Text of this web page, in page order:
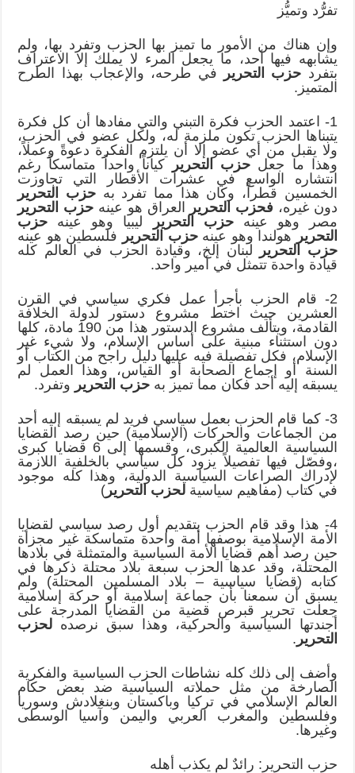
تفرُّد وتميُّز
وإن هناك من الأمور ما تميز بها الحزب وتفرد بها، ولم
يشابهه فيها أحد، ما يجعل المرء لا يملك إلا الاعتراف
بتفرد حزب التحرير
في طرحه، والإعجاب بهذا الطرح
المتميز.
1- اعتمد الحزب فكرة التبني والتي مفادها أن كل فكرة
يتبناها الحزب تكون ملزمة له، ولكل عضو في الحزب،
ولا يقبل من أي عضو إلا أن يلتزم الفكرة دعوةً وعملاً،
وهذا ما جعل حزب التحرير
كياناً واحداً متماسكاً رغم
انتشاره الواسع في عشرات الأقطار التي تجاوزت
الخمسين قطراً، وكان هذا مما تفرد بهحزب التحرير
دون غيره، فحزب التحرير العراق هو عينه حزب التحرير
مصر وهو عينهحزب التحرير ليبيا وهو عينه حزب
التحرير هولندا وهو عينهحزب التحرير فلسطين هو عينه
حزب التحرير
لبنان إلخ، وقيادة الحزب في العالم كله
قيادة واحدة تتمثل في أمير واحد.
2- قام الحزب بأجرأ عمل فكري سياسي في القرن
العشرين حيث اختط مشروع دستور لدولة الخلافة
القادمة، ويتألف مشروع الدستور هذا من 190 مادة، كلها
دون استثناء مبنية على أساس الإسلام، ولا شيء غير
الإسلام، فكل تفصيلة فيه عليها دليل راجح من الكتاب أو
السنة أو إجماع الصحابة أو القياس، وهذا العمل لم
يسبقه إليه أحد فكان مما تميز بهحزب التحرير وتفرد.
3- كما قام الحزب بعمل سياسي فريد لم يسبقه إليه أحد
من الجماعات والحركات (الإسلامية) حين رصد القضايا
السياسية العالمية الكبرى، وقسمها إلى 6 قضايا كبرى
،وفصّل فيها تفصيلاً يزود كل سياسي بالخلفية اللازمة
لإدراك الصراعات السياسية الدولية، وهذا كله موجود
في كتاب (مفاهيم سياسيةلحزب التحرير)
4- هذا وقد قام الحزب بتقديم أول رصد سياسي لقضايا
الأمة الإسلامية بوصفها أمة واحدة متماسكة غير مجزأة
حين رصد أهم قضايا الأمة السياسية والمتمثلة في بلادها
المحتلة، وقد عدها الحزب سبعة بلاد محتلة ذكرها في
كتابه (قضايا سياسية – بلاد المسلمين المحتلة) ولم
يسبق أن سمعنا بأن جماعة إسلامية أو حركة إسلامية
جعلت تحرير قبرص قضية من القضايا المدرجة على
أجندتها السياسية والحركية، وهذا سبق نرصده لحزب
التحرير .
وأضف إلى ذلك كله نشاطات الحزب السياسية والفكرية
الصارخة من مثل حملاته السياسية ضد بعض حكام
العالم الإسلامي في تركيا وباكستان وبنغلادش وسوريا
وفلسطين والمغرب العربي واليمن وآسيا الوسطى
وغيرها.
حزب التحرير: رائدٌ لم يكذب أهله